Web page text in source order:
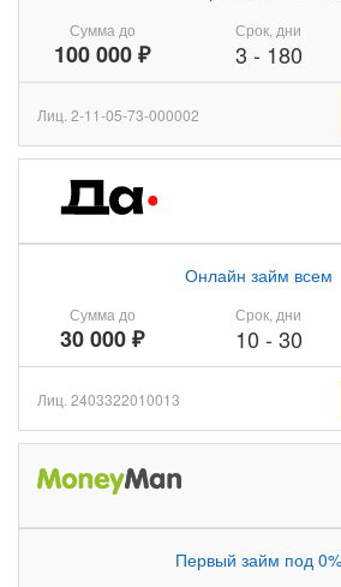
Сумма до
100 000 ₽
Срок, дни
3 - 180
Лиц. 2-11-05-73-000002
Сумма до
30 000 ₽
Онлайн займ всем
Срок, дни
10 - 30
Лиц. 2403322010013
Первый займ под 0%